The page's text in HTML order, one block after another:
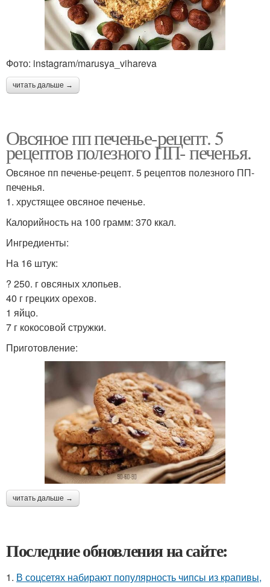
Фото: instagram/marusya_vihareva
читать дальше →
Овсяное пп печенье-рецепт. 5
рецептов полезного ПП- печенья.
Овсяное пп печенье-рецепт. 5 рецептов полезного ПП-
печенья.
1. хрустящее овсяное печенье.
Калорийность на 100 грамм: 370 ккал.
Ингредиенты:
На 16 штук:
? 250. г овсяных хлопьев.
40 г грецких орехов.
1 яйцо.
7 г кокосовой стружки.
Приготовление:
читать дальше →
Последние обновления на сайте:
1. В соцсетях набирают популярность чипсы из крапивы,